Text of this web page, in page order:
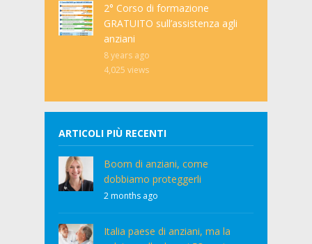
2° Corso di formazione
GRATUITO sull’assistenza agli
anziani
8 years ago
4,025 views
ARTICOLI PIÙ RECENTI
Boom di anziani, come
dobbiamo proteggerli
2 months ago
Italia paese di anziani, ma la